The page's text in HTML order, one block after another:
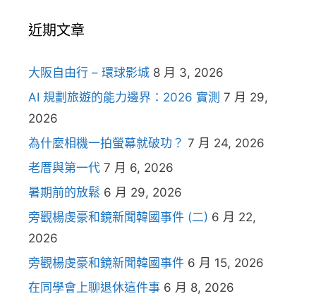
近期文章
大阪自由行 – 環球影城 8 月 3, 2026
AI 規劃旅遊的能力邊界：2026 實測 7 月 29,
2026
為什麼相機一拍螢幕就破功？ 7 月 24, 2026
老厝與第一代 7 月 6, 2026
暑期前的放鬆 6 月 29, 2026
旁觀楊虔豪和鏡新聞韓國事件 (二) 6 月 22,
2026
旁觀楊虔豪和鏡新聞韓國事件 6 月 15, 2026
在同學會上聊退休這件事 6 月 8, 2026